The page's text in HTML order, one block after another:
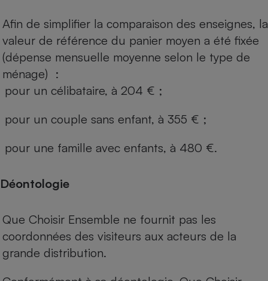
Afin de simplifier la comparaison des enseignes, la
valeur de référence du panier moyen a été fixée
(dépense mensuelle moyenne selon le type de
ménage) :
pour un célibataire, à 204 € ;
pour un couple sans enfant, à 355 € ;
pour une famille avec enfants, à 480 €.
Déontologie
Que Choisir Ensemble ne fournit pas les
coordonnées des visiteurs aux acteurs de la
grande distribution.